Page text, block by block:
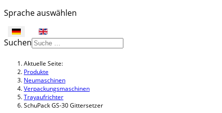
Sprache auswählen
Suchen
Aktuelle Seite:
Produkte
Neumaschinen
Verpackungsmaschinen
Trayaufrichter
SchuPack GS-30 Gittersetzer